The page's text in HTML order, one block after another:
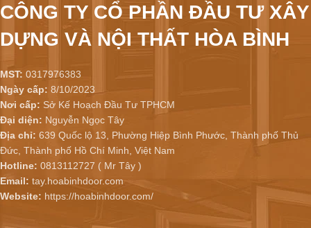
CÔNG TY CỔ PHẦN ĐẦU TƯ XÂY
DỰNG VÀ NỘI THẤT HÒA BÌNH
MST: 0317976383
Ngày cấp: 8/10/2023
Nơi cấp: Sở Kế Hoạch Đầu Tư TPHCM
Đại diện: Nguyễn Ngọc Tây
Địa chỉ: 639 Quốc lộ 13, Phường Hiệp Bình Phước, Thành phố Thủ
Đức, Thành phố Hồ Chí Minh, Việt Nam
Hotline: 0813112727 ( Mr Tây )
Email: tay.hoabinhdoor.com
Website: https://hoabinhdoor.com/